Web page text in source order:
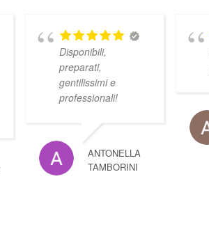
Disponibili,
preparati,
gentilissimi e
professionali!
ANTONELLA
TAMBORINI